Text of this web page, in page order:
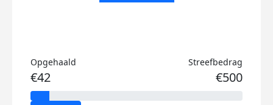
Opgehaald
€42
Streefbedrag
€500